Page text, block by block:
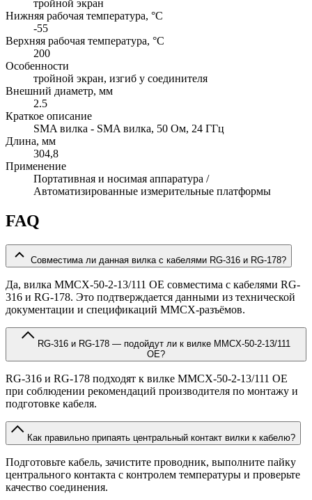
тройной экран
Нижняя рабочая температура, °C
-55
Верхняя рабочая температура, °C
200
Особенности
тройной экран, изгиб у соединителя
Внешний диаметр, мм
2.5
Краткое описание
SMA вилка - SMA вилка, 50 Ом, 24 ГГц
Длина, мм
304,8
Применение
Портативная и носимая аппаратура /
Автоматизированные измерительные платформы
FAQ
Совместима ли данная вилка с кабелями RG-316 и RG-178?
Да, вилка MMCX-50-2-13/111 OE совместима с кабелями RG-
316 и RG-178. Это подтверждается данными из технической
документации и спецификаций MMCX-разъёмов.
OE?
RG-316 и RG-178 подходят к вилке MMCX-50-2-13/111 OE
при соблюдении рекомендаций производителя по монтажу и
подготовке кабеля.
Как правильно припаять центральный контакт вилки к кабелю?
Подготовьте кабель, зачистите проводник, выполните пайку
центрального контакта с контролем температуры и проверьте
качество соединения.